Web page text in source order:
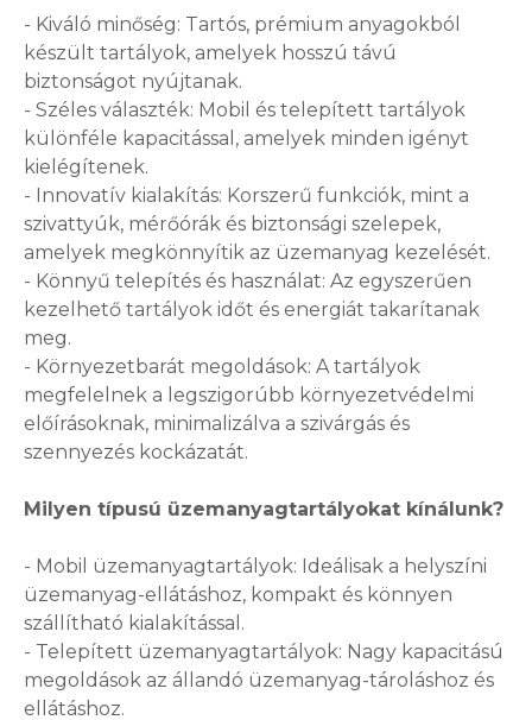
- Kiváló minőség: Tartós, prémium anyagokból
készült tartályok, amelyek hosszú távú
biztonságot nyújtanak.
- Széles választék: Mobil és telepített tartályok
különféle kapacitással, amelyek minden igényt
kielégítenek.
- Innovatív kialakítás: Korszerű funkciók, mint a
szivattyúk, mérőórák és biztonsági szelepek,
amelyek megkönnyítik az üzemanyag kezelését.
- Könnyű telepítés és használat: Az egyszerűen
kezelhető tartályok időt és energiát takarítanak
meg.
- Környezetbarát megoldások: A tartályok
megfelelnek a legszigorúbb környezetvédelmi
előírásoknak, minimalizálva a szivárgás és
szennyezés kockázatát.
Milyen típusú üzemanyagtartályokat kínálunk?
- Mobil üzemanyagtartályok: Ideálisak a helyszíni
üzemanyag-ellátáshoz, kompakt és könnyen
szállítható kialakítással.
- Telepített üzemanyagtartályok: Nagy kapacitású
megoldások az állandó üzemanyag-tároláshoz és
ellátáshoz.